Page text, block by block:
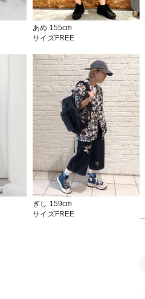
あめ 155cm
サイズFREE
ぎし 159cm
サイズFREE